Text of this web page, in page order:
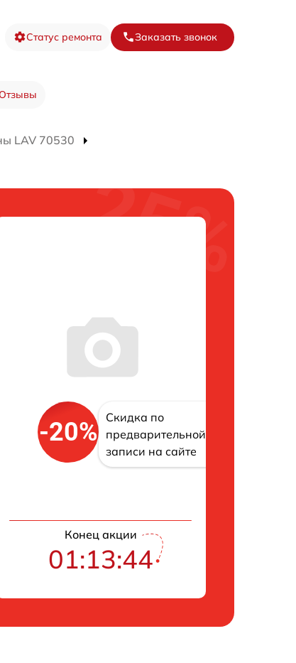
Статус ремонта Заказать звонок
LAV 70530
-20%
Скидка по
предварительной
записи на сайте
Конец акции
01:13:43